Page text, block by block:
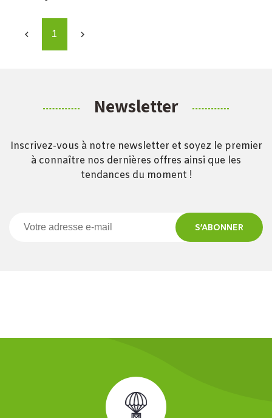
 1 
Newsletter
Inscrivez-vous à notre newsletter et soyez le premier
à connaître nos dernières offres ainsi que les
tendances du moment !
S’ABONNER